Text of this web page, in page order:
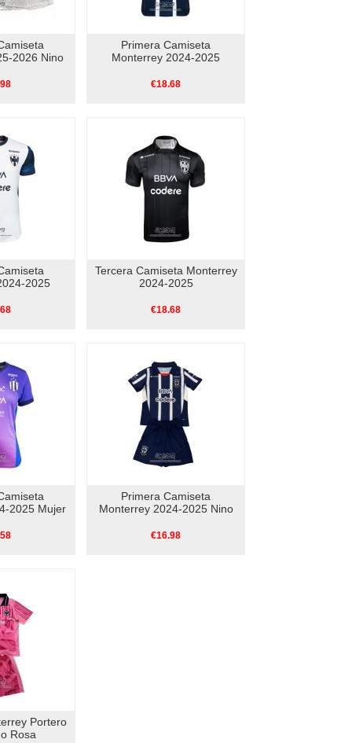
2026 Nino
Primera Camiseta
Monterrey 2024-2025
€18.68
2025
Tercera Camiseta Monterrey
2024-2025
€18.68
2025 Mujer
Primera Camiseta
Monterrey 2024-2025 Nino
€16.98
Portero
Rosa